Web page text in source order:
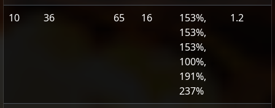
10 36 65 16
153%,
153%,
153%,
100%,
191%,
237%
1.2